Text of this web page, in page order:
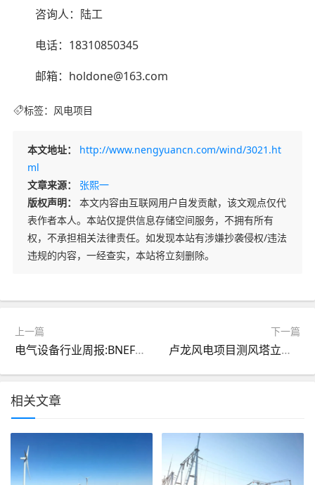
咨询人：陆工
电话：18310850345
邮箱：holdone@163.com
标签： 风电项目
本文地址：
http://www.nengyuancn.com/wind/3021.ht
ml
文章来源：
张熙一
版权声明：
本文内容由互联网用户自发贡献，该文观点仅代
表作者本人。本站仅提供信息存储空间服务，不拥有所有
权，不承担相关法律责任。如发现本站有涉嫌抄袭侵权/违法
违规的内容，一经查实，本站将立刻删除。
上一篇
电气设备行业周报:BNEF发布2018年我国风电装机排名
下一篇
卢龙风电项目测风塔立塔工作顺利完成
相关文章